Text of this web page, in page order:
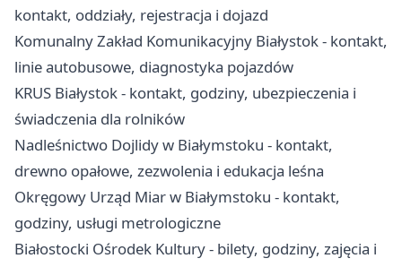
kontakt, oddziały, rejestracja i dojazd
Komunalny Zakład Komunikacyjny Białystok - kontakt,
linie autobusowe, diagnostyka pojazdów
KRUS Białystok - kontakt, godziny, ubezpieczenia i
świadczenia dla rolników
Nadleśnictwo Dojlidy w Białymstoku - kontakt,
drewno opałowe, zezwolenia i edukacja leśna
Okręgowy Urząd Miar w Białymstoku - kontakt,
godziny, usługi metrologiczne
Białostocki Ośrodek Kultury - bilety, godziny, zajęcia i